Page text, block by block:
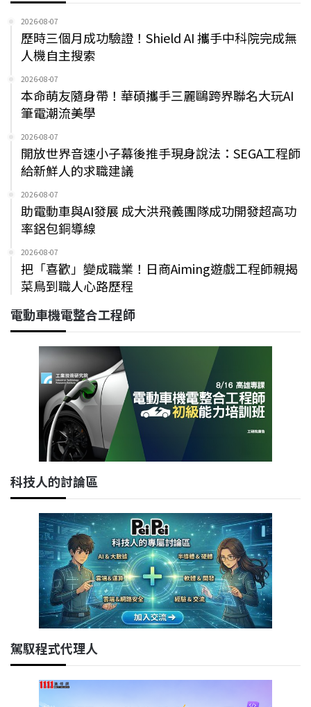
2026-08-07
歷時三個月成功驗證！Shield AI 攜手中科院完成無
人機自主搜索
2026-08-07
本命萌友隨身帶！華碩攜手三麗鷗跨界聯名大玩AI
筆電潮流美學
2026-08-07
開放世界音速小子幕後推手現身說法：SEGA工程師
給新鮮人的求職建議
2026-08-07
助電動車與AI發展 成大洪飛義團隊成功開發超高功
率鋁包銅導線
2026-08-07
把「喜歡」變成職業！日商Aiming遊戲工程師親揭
菜鳥到職人心路歷程
電動車機電整合工程師
科技人的討論區
駕馭程式代理人